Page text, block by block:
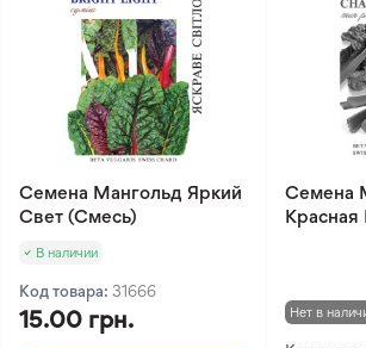
Семена Мангольд Яркий
Свет (Смесь)
В наличии
Код товара: 31666
15.00 грн.
Семена
Нет в